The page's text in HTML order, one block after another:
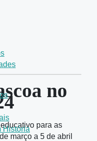
História
no
para as
março a 5 de abril